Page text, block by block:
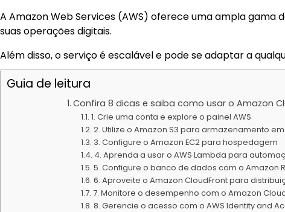
A Amazon Web Services (AWS) oferece uma ampla gama
suas operações digitais.
Além disso, o serviço é escalável e pode se adaptar a
Guia de leitura
Confira 8 dicas e saiba como usar o Amazon
1. Crie uma conta e explore o painel AWS
2. Utilize o Amazon S3 para armazenamento
3. Configure o Amazon EC2 para hospedagem
4. Aprenda a usar o AWS Lambda para
5. Configure o banco de dados com o Amazon
6. Aproveite o Amazon CloudFront para
7. Monitore o desempenho com o Amazon
8. Gerencie o acesso com o AWS Identity and